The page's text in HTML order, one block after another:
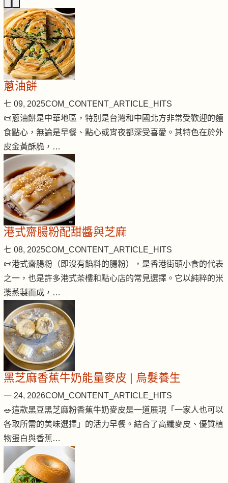
蔥油餅
七 09, 2025COM_CONTENT_ARTICLE_HITS
📜蔥油餅是中華地區，特別是台灣和中國北方非常受歡迎的麵
食點心，無論是早餐、點心或宵夜都深受喜愛。其特色在於外
皮金黃酥脆，…
港式齋腸粉配甜醬與芝麻
七 08, 2025COM_CONTENT_ARTICLE_HITS
📜港式齋腸粉（即沒有餡料的腸粉），是香港街頭小食的代表
之一，也是許多港式茶樓和點心店的常見選擇。它以純粹的米
漿蒸製而成，…
黑芝麻香蕉牛奶能量麥皮 | 烏髮養生
一 24, 2026COM_CONTENT_ARTICLE_HITS
🥗這款黑豆黑芝麻粉香蕉牛奶麥皮是一道展現「一家人也可以
各取所需的美味選擇」的活力早餐。結合了高纖麥皮、優質植
物蛋白與香蕉…